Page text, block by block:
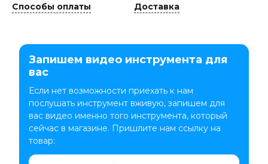
Способы оплаты Доставка
Запишем видео инструмента для
вас
Если нет возможности приехать к нам
послушать инструмент вживую, запишем для
вас видео именно того инструмента, который
сейчас в магазине. Пришлите нам ссылку на
товар: